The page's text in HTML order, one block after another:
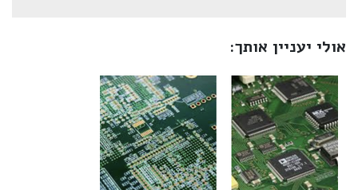
אולי יעניין אותך: